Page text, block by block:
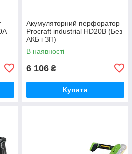
Акумуляторний перфоратор
Procraft industrial HD20B (Без
АКБ і ЗП)
В наявності
6 106 ₴
Купити